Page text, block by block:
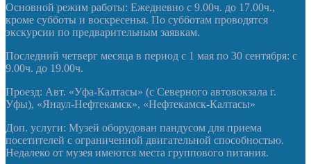
Основной режим работы: Ежедневно с 9.00ч. до 17.00ч.,
кроме субботы и воскресенья. По субботам проводятся
экскурсии по предварительным заявкам.
Последний четверг месяца в период с 1 мая по 30 сентября: с
9.00ч. до 19.00ч.
Проезд: Авт. «Уфа-Калтасы» (с Северного автовокзала г.
Уфы), «Янаул-Нефтекамск», «Нефтекамск-Калтасы»
Доп. услуги: Музей оборудован пандусом для приема
посетителей с ограниченной двигательной способностью.
Недалеко от музея имеются места группового питания.